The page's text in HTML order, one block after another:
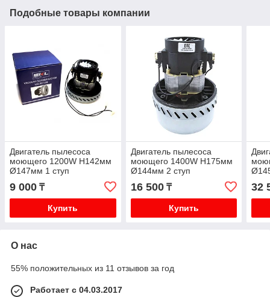
Подобные товары компании
Двигатель пылесоса
моющего 1200W H142мм
Ø147мм 1 ступ
9 000 ₸
Купить
Двигатель пылесоса
моющего 1400W H175мм
Ø144мм 2 ступ
16 500₸
Купить
32
О нас
55% положительных из 11 отзывов за год
Работает с 04.03.2017